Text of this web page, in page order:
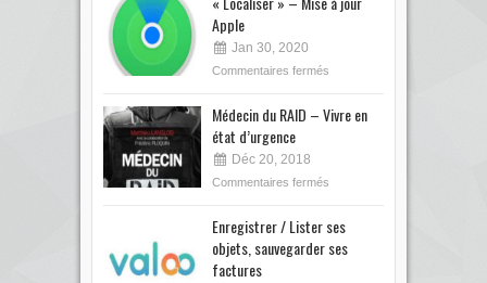
Apple
Jan 30, 2020
Commentaires fermés
Médecin du RAID – Vivre en
état d’urgence
Déc 20, 2018
Commentaires fermés
Enregistrer / Lister ses
objets, sauvegarder ses
factures